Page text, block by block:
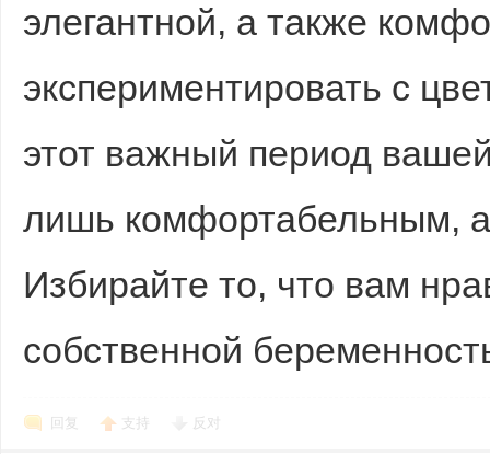
элегантной, а также
экспериментировать с
этот важный период
лишь комфортабельным,
Избирайте то, что вам
собственной
回复 支持 反对